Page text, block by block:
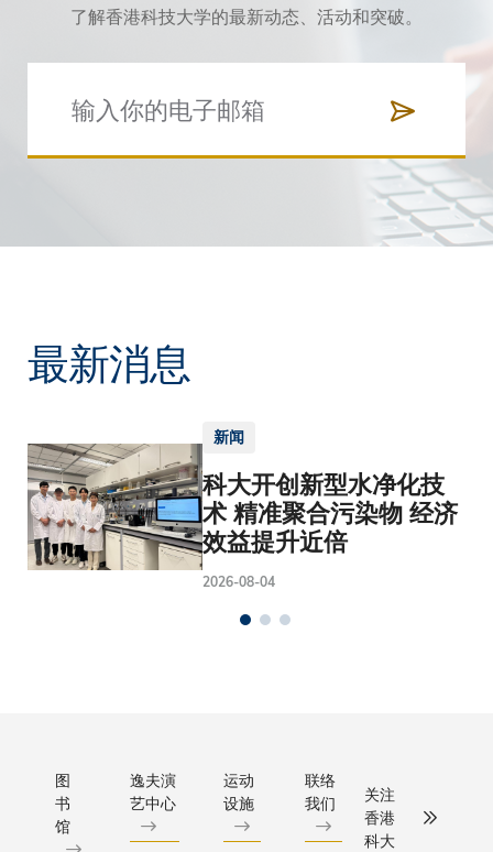
了解香港科技大学的最新动态、活动和突破。
最新消息
新闻
科大开创新型水净化技
术 精准聚合污染物 经济
效益提升近倍
2026-08-04
图
书
馆
逸夫演
艺中心
运动
设施
联络
我们
关注
香港
科大